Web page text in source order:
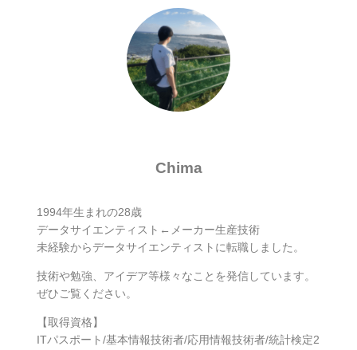
Chima
1994年生まれの28歳
データサイエンティスト←メーカー生産技術
未経験からデータサイエンティストに転職しました。
技術や勉強、アイデア等様々なことを発信しています。
ぜひご覧ください。
【取得資格】
ITパスポート/基本情報技術者/応用情報技術者/統計検定2